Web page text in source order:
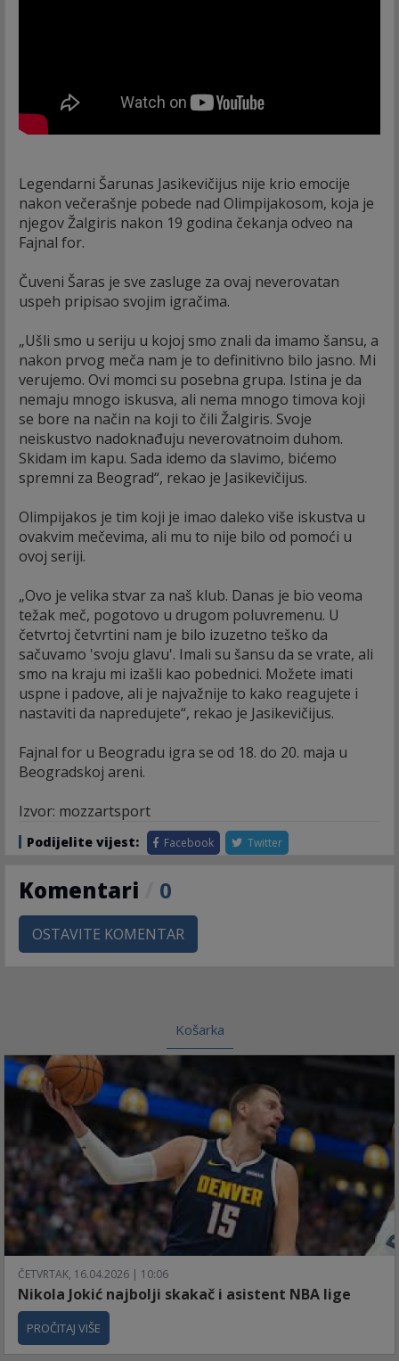
Legendarni Šarunas Jasikevičijus nije krio emocije
nakon večerašnje pobede nad Olimpijakosom, koja je
njegov Žalgiris nakon 19 godina čekanja odveo na
Fajnal for.
Čuveni Šaras je sve zasluge za ovaj neverovatan
uspeh pripisao svojim igračima.
„Ušli smo u seriju u kojoj smo znali da imamo šansu, a
nakon prvog meča nam je to definitivno bilo jasno. Mi
verujemo. Ovi momci su posebna grupa. Istina je da
nemaju mnogo iskusva, ali nema mnogo timova koji
se bore na način na koji to čili Žalgiris. Svoje
neiskustvo nadoknađuju neverovatnoim duhom.
Skidam im kapu. Sada idemo da slavimo, bićemo
spremni za Beograd“, rekao je Jasikevičijus.
Olimpijakos je tim koji je imao daleko više iskustva u
ovakvim mečevima, ali mu to nije bilo od pomoći u
ovoj seriji.
„Ovo je velika stvar za naš klub. Danas je bio veoma
težak meč, pogotovo u drugom poluvremenu. U
četvrtoj četvrtini nam je bilo izuzetno teško da
sačuvamo 'svoju glavu'. Imali su šansu da se vrate, ali
smo na kraju mi izašli kao pobednici. Možete imati
uspne i padove, ali je najvažnije to kako reagujete i
nastaviti da napredujete“, rekao je Jasikevičijus.
Fajnal for u Beogradu igra se od 18. do 20. maja u
Beogradskoj areni.
Izvor: mozzartsport
Podijelite vijest: Facebook Twitter
Komentari 0
OSTAVITE KOMENTAR
Košarka
ČETVRTAK, 16.04.2026 | 10:06
Nikola Jokić najbolji skakač i asistent NBA lige
PROČITAJ VIŠE